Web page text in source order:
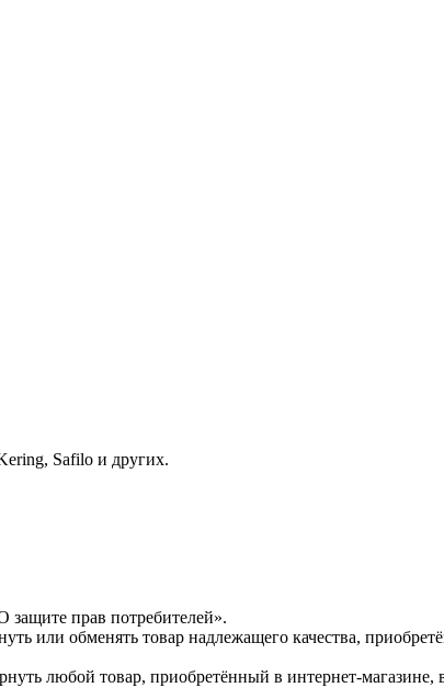
Safilo и других.
защите прав потребителей».
или обменять товар надлежащего качества,
любой товар, приобретённый в интернет-магазине,